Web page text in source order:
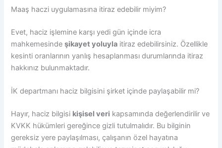
Maaş haczi uygulamasına itiraz edebilir miyim?
Evet, haciz işlemine karşı yedi gün içinde icra
mahkemesindeşikayet yoluyla itiraz edebilirsiniz. Özellikle
kesinti oranlarının yanlış hesaplanması durumlarında itiraz
hakkınız bulunmaktadır.
İK departmanı haciz bilgisini şirket içinde paylaşabilir mi?
Hayır, haciz bilgisi kişisel veri kapsamında değerlendirilir ve
KVKK hükümleri gereğince gizli tutulmalıdır. Bu bilginin
gereksiz yere paylaşılması, çalışanın özel hayatına